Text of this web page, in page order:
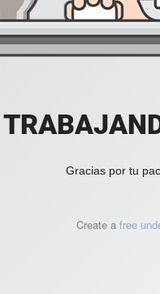
Gracias por tu
Create a free